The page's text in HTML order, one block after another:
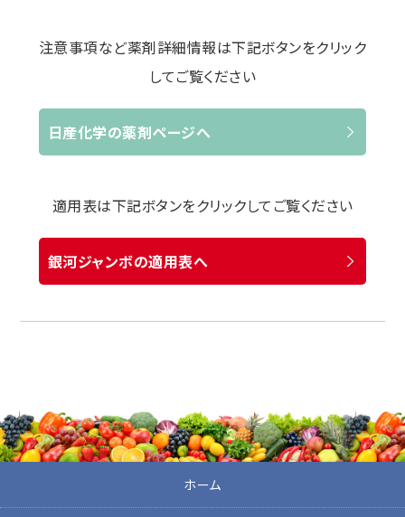
注意事項など薬剤詳細情報は下記ボタンをクリック
してご覧ください
日産化学の薬剤ページへ
適用表は下記ボタンをクリックしてご覧ください
銀河ジャンボの適用表へ
ホーム